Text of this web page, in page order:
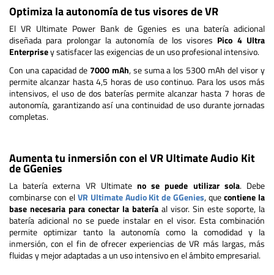
Optimiza la autonomía de tus visores de VR
El VR Ultimate Power Bank de Ggenies es una batería adicional
diseñada para prolongar la autonomía de los visores Pico 4 Ultra
Enterprisey satisfacer las exigencias de un uso profesional intensivo.
Con una capacidad de 7000 mAh, se suma a los 5300 mAh del visor y
permite alcanzar hasta 4,5 horas de uso continuo. Para los usos más
intensivos, el uso de dos baterías permite alcanzar hasta 7 horas de
autonomía, garantizando así una continuidad de uso durante jornadas
completas.
Aumenta tu inmersión con el VR Ultimate Audio Kit
de GGenies
La batería externa VR Ultimate no se puede utilizar sola. Debe
combinarse con elVR Ultimate Audio Kit de GGenies, quecontiene la
base necesaria para conectar la batería al visor. Sin este soporte, la
batería adicional no se puede instalar en el visor. Esta combinación
permite optimizar tanto la autonomía como la comodidad y la
inmersión, con el fin de ofrecer experiencias de VR más largas, más
fluidas y mejor adaptadas a un uso intensivo en el ámbito empresarial.